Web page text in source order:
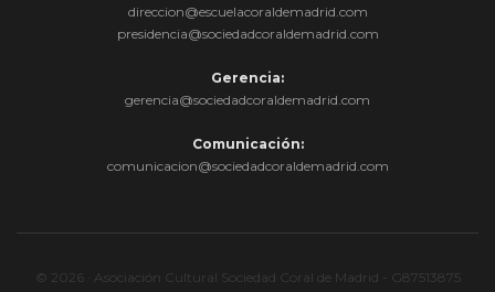
direccion@escuelacoraldemadrid.com
presidencia@sociedadcoraldemadrid.com
Gerencia:
gerencia@sociedadcoraldemadrid.com
Comunicación:
comunicacion@sociedadcoraldemadrid.com
© 2026 · Asociación Cultural Sociedad Coral de Madrid - G87513875